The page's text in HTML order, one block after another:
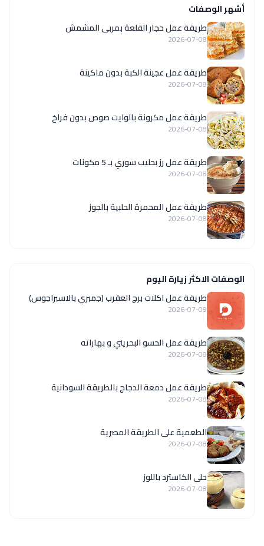
أشهر الوصفات
طريقة عمل حجار القلعة بمربى المشمش
2026-07-08
طريقة عمل عجينة الكبة بدون ماكينة
2026-07-08
طريقة عمل مكرونة بالوايت صوص بدون فراخ
2026-07-08
طريقة عمل رز بحليب سوري بـ 5 مكونات
2026-07-08
طريقة عمل المحمرة الحلبية بالجوز
2026-07-08
الوصفات الاكثر زيارة اليوم
طريقة عمل اكلات برج العقرب (جمبري بالاسبراجوس)
2026-07-08
طريقة عمل الحسو البحريني و بهاراته
2026-07-08
طريقة عمل دمعة الدجاج بالطريقة السودانية
2026-07-08
الطعمية على الطريقة المصرية
2026-07-08
حلى الكاسترد باللوز
2026-07-08